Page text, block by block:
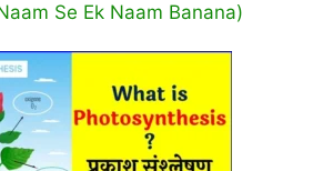
Naam Se Ek Naam Banana)